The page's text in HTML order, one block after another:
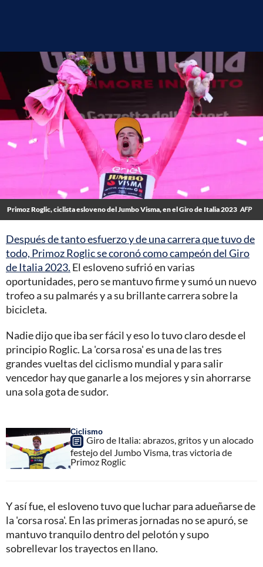
Primoz Roglic, ciclista esloveno del Jumbo Visma, en el Giro de Italia 2023 AFP
Después de tanto esfuerzo y de una carrera que tuvo de
todo, Primoz Roglic se coronó como campeón del Giro
de Italia 2023. El esloveno sufrió en varias
oportunidades, pero se mantuvo firme y sumó un nuevo
trofeo a su palmarés y a su brillante carrera sobre la
bicicleta.
Nadie dijo que iba ser fácil y eso lo tuvo claro desde el
principio Roglic. La 'corsa rosa' es una de las tres
grandes vueltas del ciclismo mundial y para salir
vencedor hay que ganarle a los mejores y sin ahorrarse
una sola gota de sudor.
Ciclismo
Giro de Italia: abrazos, gritos y un alocado
festejo del Jumbo Visma, tras victoria de
Primoz Roglic
Y así fue, el esloveno tuvo que luchar para adueñarse de
la 'corsa rosa'. En las primeras jornadas no se apuró, se
mantuvo tranquilo dentro del pelotón y supo
sobrellevar los trayectos en llano.